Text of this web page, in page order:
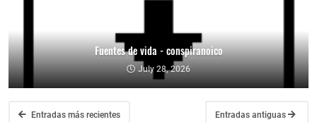
Fuentes de vida - conspiranoico
July 28, 2026
Entradas más recientes Entradas antiguas